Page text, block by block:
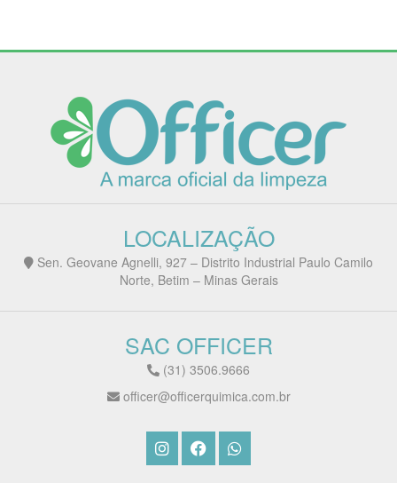
LOCALIZAÇÃO
Sen. Geovane Agnelli, 927 – Distrito Industrial Paulo Camilo
Norte, Betim – Minas Gerais
SAC OFFICER
(31) 3506.9666
officer@officerquimica.com.br